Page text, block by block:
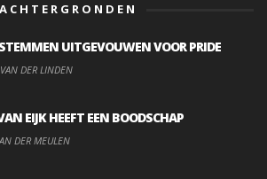
ACHTERGRONDEN
UITGEVOUWEN VOOR PRIDE
DER LINDEN
EIJK HEEFT EEN BOODSCHAP
DER MEULEN